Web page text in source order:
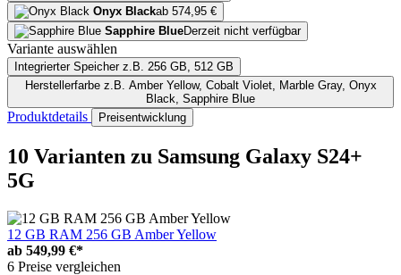
Onyx Blackab 574,95 €
Sapphire BlueDerzeit nicht verfügbar
Variante auswählen
Integrierter Speicher z.B. 256 GB, 512 GB
Herstellerfarbez.B. Amber Yellow, Cobalt Violet, Marble Gray, Onyx
Black, Sapphire Blue
Produktdetails Preisentwicklung
10 Varianten zu Samsung Galaxy S24+
5G
12 GB RAM 256 GB Amber Yellow
ab 549,99 €*
6 Preise vergleichen